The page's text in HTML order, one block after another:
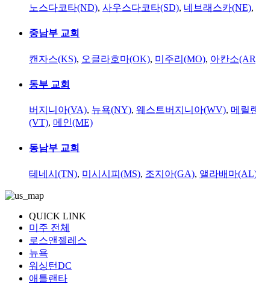
노스다코타(ND), 사우스다코타(SD), 네브래스카(NE),
중남부 교회
캔자스(KS), 오클라호마(OK), 미주리(MO), 아칸소
동부 교회
버지니아(VA), 뉴욕(NY), 웨스트버지니아(WV), 메릴
(VT), 메인(ME)
동남부 교회
테네시(TN), 미시시피(MS), 조지아(GA), 앨라배마
QUICK LINK
미주 전체
로스앤젤레스
뉴욕
워싱턴DC
애틀랜타